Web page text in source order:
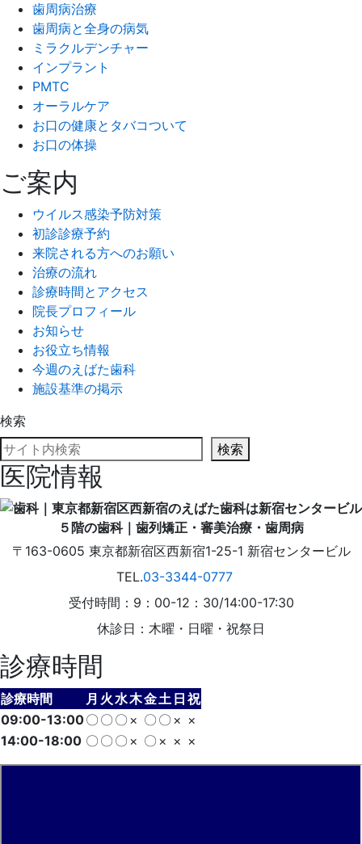
歯周病治療
歯周病と全身の病気
ミラクルデンチャー
インプラント
PMTC
オーラルケア
お口の健康とタバコついて
お口の体操
ご案内
ウイルス感染予防対策
初診診療予約
来院される方へのお願い
治療の流れ
診療時間とアクセス
院長プロフィール
お知らせ
お役立ち情報
今週のえばた歯科
施設基準の掲示
検索
検索
医院情報
〒163-0605 東京都新宿区西新宿1-25-1 新宿センタービル
TEL.03-3344-0777
受付時間：9：00-12：30/14:00-17:30
休診日：木曜・日曜・祝祭日
診療時間
診療時間 月 火水木金土 日 祝
09:00-13:00〇 〇 〇 × 〇 〇 × ×
14:00-18:00 〇 〇 〇 × 〇 × × ×